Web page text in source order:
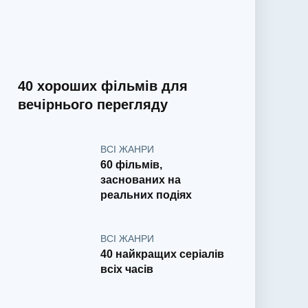
40 хороших фільмів для
вечірнього перегляду
ВСІ ЖАНРИ
60 фільмів,
заснованих на
реальних подіях
ВСІ ЖАНРИ
40 найкращих серіалів
всіх часів